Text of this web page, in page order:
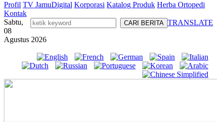
Profil TV JamuDigital Korporasi Katalog Produk Herba Ortopedi
Kontak
TRANSLATE
Sabtu,
08
Agustus 2026